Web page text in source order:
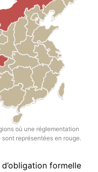
où une réglementation
représentées en rouge.
d’obligation formelle